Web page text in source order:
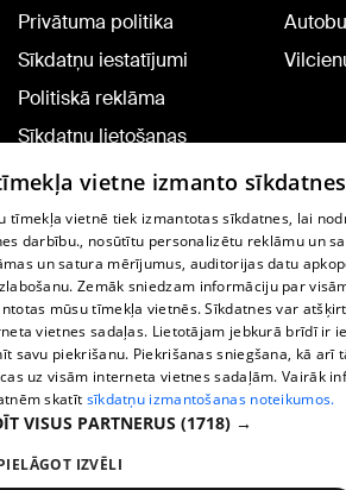
Privātuma politika
Sīkdatņu iestatījumi
Politiskā reklāma
Sīkdatņu lietošanas
noteikumi
Komentāru pievienošana
TV programma
Līguma noteikumi
360 Ziņu kontakti
Helio Media
Portāla palīdzības dienests: e-pasts -
vietne izmanto sīkdatnes
tīmekļa vietnē tiek izmantotas sīkdatnes, lai
darbību., nosūtītu personalizētu reklāmu un
un satura mērījumus, auditorijas datu
Zemāk sniedzam informāciju par
mūsu tīmekļa vietnēs. Sīkdatnes var
vietnes sadaļas. Lietotājam jebkurā brīdī ir
savu piekrišanu. Piekrišanas sniegšana, kā arī
uz visām interneta vietnes sadaļām. Vairāk
skatīt sīkdatņu izmantošanas noteikumos.
VISUS PARTNERUS (1718) →
IZVĒLI